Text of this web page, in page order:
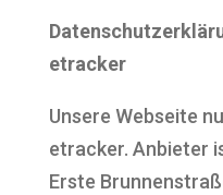
etracker
Unsere Webseite
etracker. Anbieter
Erste